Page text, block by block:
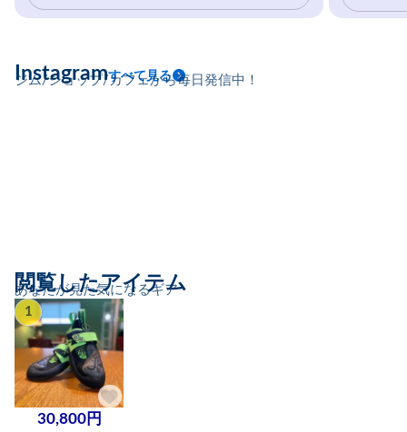
ジム/ショップ/カフェから毎日発信中！
Instagramすべて見る
あなたが見た気になるギア
閲覧したアイテム
1
30,800円